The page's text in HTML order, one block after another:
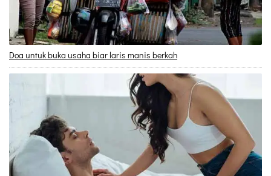
Doa untuk buka usaha biar laris manis berkah